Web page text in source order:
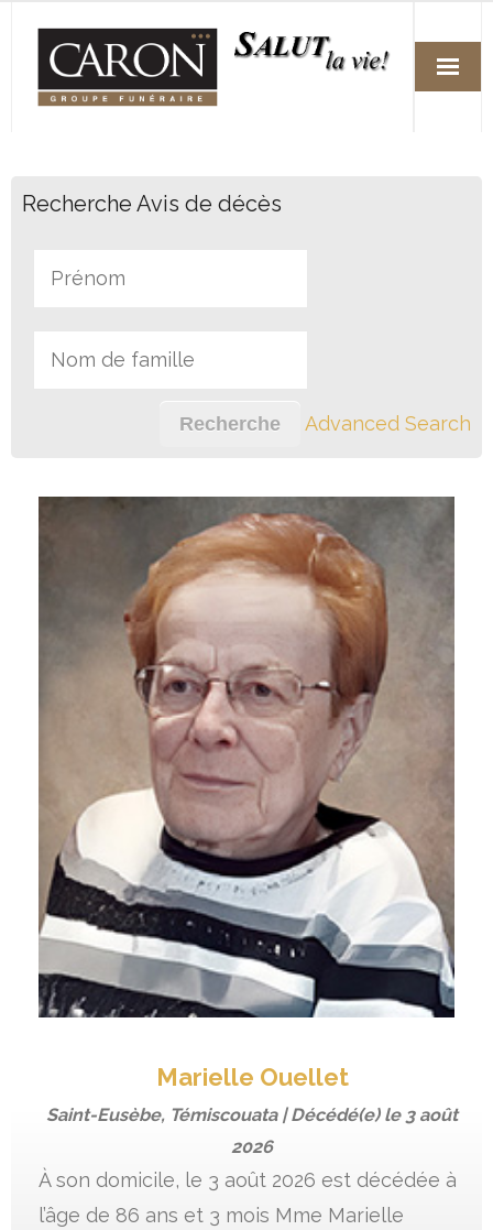
Services
Avis de décès
Liens utiles
Recherche Avis de décès
Advanced Search
Marielle Ouellet
Saint-Eusèbe, Témiscouata | Décédé(e) le 3 août
2026
À son domicile, le 3 août 2026 est décédée à
l’âge de 86 ans et 3 mois Mme Marielle